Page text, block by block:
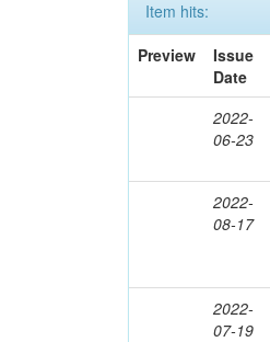
Item hits:
Preview
Issue
Date
2022-
06-23
2022-
08-17
2022-
07-19